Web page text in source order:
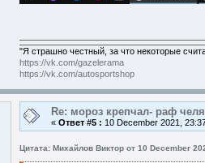
"Я страшно честный, за что некоторые
https://vk.com/gazelerama
https://vk.com/autosportshop
Re: мороз крепчал- раф
« Ответ #5 : 10 December 2021,
Цитата: Михайлов Виктор от 10 December